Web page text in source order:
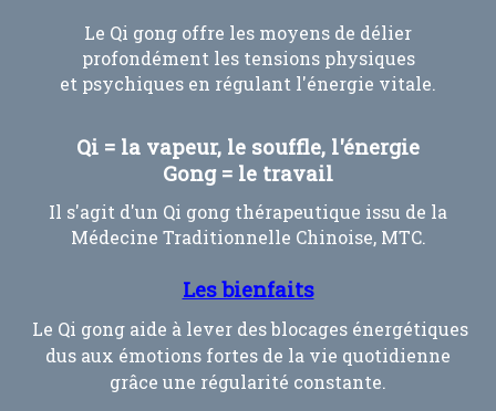
Le Qi gong offre les moyens de délier
profondément les tensions physiques
et psychiques en régulant l'énergie vitale.
Qi = la vapeur, le souffle, l'énergie
Gong = le travail
Il s'agit d'un Qi gong thérapeutique issu de la
Médecine Traditionnelle Chinoise, MTC.
Les bienfaits
Le Qi gong aide à lever des blocages énergétiques
dus aux émotions fortes de la vie quotidienne
grâce une régularité constante.